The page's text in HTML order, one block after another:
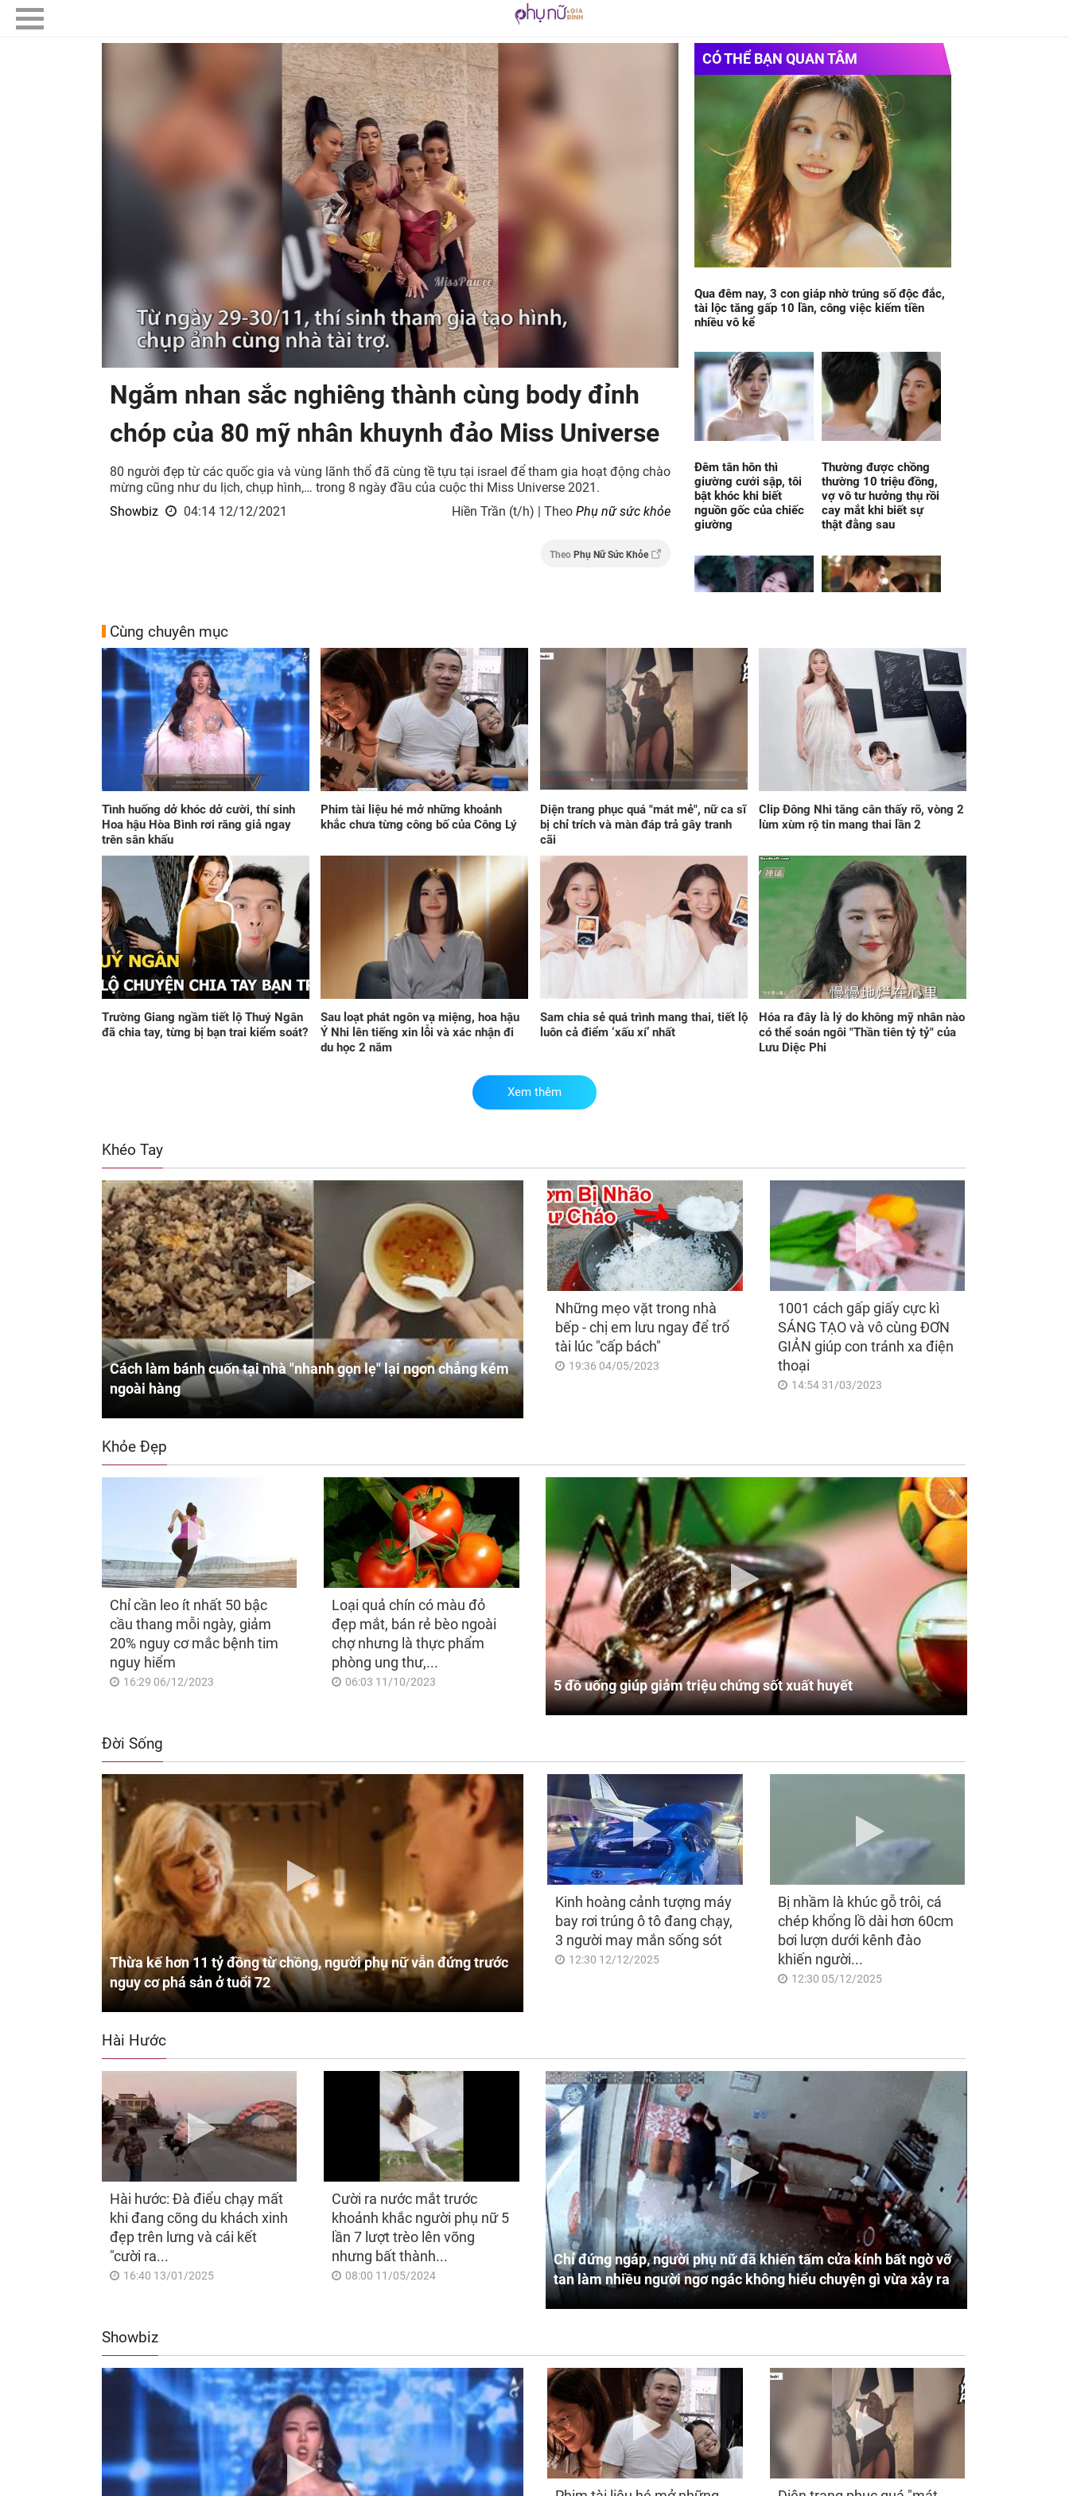
Ngắm nhan sắc nghiêng thành cùng body đỉnh
chóp của 80 mỹ nhân khuynh đảo Miss Universe
80 người đẹp từ các quốc gia và vùng lãnh thổ đã cùng tề tựu tại israel để tham gia hoạt động chào
mừng cũng như du lịch, chụp hình,… trong 8 ngày đầu của cuộc thi Miss Universe 2021.
Showbiz
04:14 12/12/2021 Hiền Trần (t/h) | TheoPhụ nữ sức khỏe
TheoPhụ Nữ Sức Khỏe
CÓ THỂ BẠN QUAN TÂM
Qua đêm nay, 3 con giáp nhờ trúng số độc đắc,
tài lộc tăng gấp 10 lần, công việc kiếm tiền
nhiều vô kể
Đêm tân hôn thì
giường cưới sập, tôi
bật khóc khi biết
nguồn gốc của chiếc
giường
Thường được chồng
thường 10 triệu đồng,
vợ vô tư hưởng thụ rồi
cay mắt khi biết sự
thật đằng sau
Sau ngày mai, thứ
Bảy 8/8/2026, Thần
Tài nhắm trúng, 3 con
giáp 'tiền vào cửa
sau', một bước nắm
trong tay cơ hội đổi
đời
Tiết lộ sốc của mẹ
chồng khiến tôi không
biết có nên tiếp tục
cuộc hôn nhân 7 năm
nữa hay không
Đúng 6h sáng ngày
mai, thứ Bảy
8/8/2026, Thần Tài
chỉ đích danh 3 con
giáp 'rơi trúng hố
vàng', tiền bạc ùa về
vươn mình thành đại
gia trong phút chốc
Đúng ngày mai, thứ
Bảy 8/8/2026, 3 con
giáp đổi đời dễ dàng
như trở bàn tay, tiền
tài ùa tới, ngồi không
lộc cũng đến, phú quý
Phát sinh việc bất
ngờ trước ngày ly hôn
khiến tôi hoảng loạn
và sau đó tỉnh ngộ
Kể từ ngày mai, thứ
Bảy 8/8/2026, Thần
Tài 'điểm mặt gọi tên',
3 con giáp lộc nhiều
hơn sông, tài vận
sáng như trăng Rằm,
chính thức hết khổ
Cùng chuyên mục
Tình huống dở khóc dở cười, thí sinh
Hoa hậu Hòa Bình rơi răng giả ngay
trên sân khấu
Phim tài liệu hé mở những khoảnh
khắc chưa từng công bố của Công Lý
Diện trang phục quá "mát mẻ", nữ ca sĩ
bị chỉ trích và màn đáp trả gây tranh
cãi
Clip Đông Nhi tăng cân thấy rõ, vòng 2
lùm xùm rộ tin mang thai lần 2
Trường Giang ngầm tiết lộ Thuý Ngân
đã chia tay, từng bị bạn trai kiểm soát?
Sau loạt phát ngôn vạ miệng, hoa hậu
Ý Nhi lên tiếng xin lỗi và xác nhận đi
du học 2 năm
Sam chia sẻ quá trình mang thai, tiết lộ
luôn cả điểm ‘xấu xí’ nhất
Hóa ra đây là lý do không mỹ nhân nào
có thể soán ngôi "Thần tiên tỷ tỷ" của
Lưu Diệc Phi
Xem thêm
Khéo Tay
Cách làm bánh cuốn tại nhà "nhanh gọn lẹ" lại ngon chẳng kém
ngoài hàng
Những mẹo vặt trong nhà
bếp - chị em lưu ngay để trổ
tài lúc "cấp bách"
19:36 04/05/2023
1001 cách gấp giấy cực kì
SÁNG TẠO và vô cùng ĐƠN
GIẢN giúp con tránh xa điện
thoại
14:54 31/03/2023
Khỏe Đẹp
Chỉ cần leo ít nhất 50 bậc
cầu thang mỗi ngày, giảm
20% nguy cơ mắc bệnh tim
nguy hiểm
16:29 06/12/2023
Loại quả chín có màu đỏ
đẹp mắt, bán rẻ bèo ngoài
chợ nhưng là thực phẩm
phòng ung thư,...
06:03 11/10/2023 5 đồ uống giúp giảm triệu chứng sốt xuất huyết
Đời Sống
Thừa kế hơn 11 tỷ đồng từ chồng, người phụ nữ vẫn đứng trước
nguy cơ phá sản ở tuổi 72
Kinh hoàng cảnh tượng máy
bay rơi trúng ô tô đang chạy,
3 người may mắn sống sót
12:30 12/12/2025
Bị nhầm là khúc gỗ trôi, cá
chép khổng lồ dài hơn 60cm
bơi lượn dưới kênh đào
khiến người...
12:30 05/12/2025
Hài Hước
Hài hước: Đà điểu chạy mất
khi đang cõng du khách xinh
đẹp trên lưng và cái kết
"cười ra...
16:40 13/01/2025
Cười ra nước mắt trước
khoảnh khắc người phụ nữ 5
lần 7 lượt trèo lên võng
nhưng bất thành...
08:00 11/05/2024
Chỉ đứng ngáp, người phụ nữ đã khiến tấm cửa kính bất ngờ vỡ
tan làm nhiều người ngơ ngác không hiểu chuyện gì vừa xảy ra
Showbiz